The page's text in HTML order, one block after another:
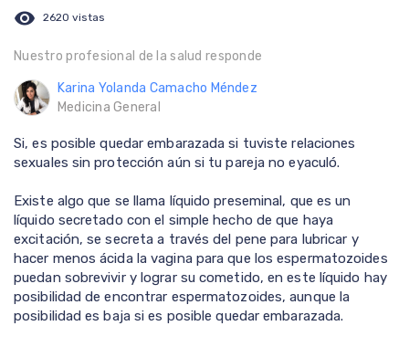
visibility 2620 vistas
Nuestro profesional de la salud responde
Karina Yolanda Camacho Méndez
Medicina General
Si, es posible quedar embarazada si tuviste relaciones
sexuales sin protección aún si tu pareja no eyaculó.
Existe algo que se llama líquido preseminal, que es un
líquido secretado con el simple hecho de que haya
excitación, se secreta a través del pene para lubricar y
hacer menos ácida la vagina para que los espermatozoides
puedan sobrevivir y lograr su cometido, en este líquido hay
posibilidad de encontrar espermatozoides, aunque la
posibilidad es baja si es posible quedar embarazada.